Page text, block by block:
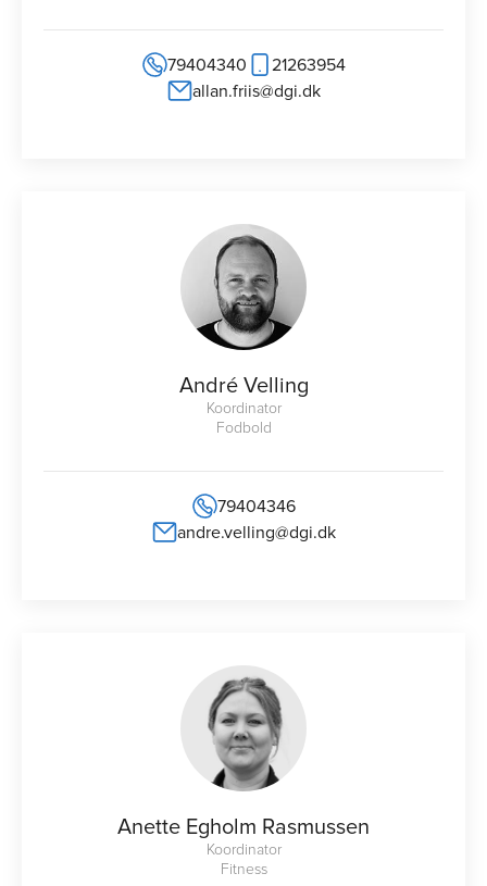
79404340
21263954
allan.friis@dgi.dk
André Velling
Koordinator
Fodbold
79404346
andre.velling@dgi.dk
Anette Egholm Rasmussen
Koordinator
Fitness